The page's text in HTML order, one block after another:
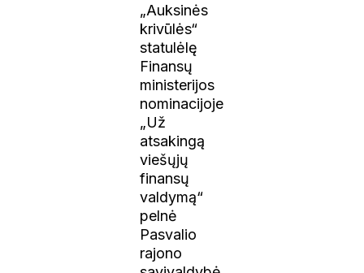
„Auksinės
krivūlės“
statulėlę
Finansų
ministerijos
nominacijoje
„Už
atsakingą
viešųjų
finansų
valdymą“
pelnė
Pasvalio
rajono